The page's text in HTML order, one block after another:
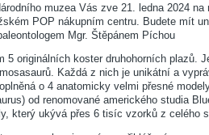
muzea Vás zve 21. ledna 2024
POP nákupním centru. Budete mít
Mgr. Štěpánem Píchou
5 originálních koster druhohorních plazů.
Každá z nich je unikátní a
o 4 anatomicky velmi přesné
od renomované amerického studia
který ukývá přes 6 tisíc vzorků z celého